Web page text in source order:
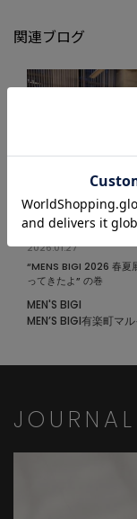
【LEE/リー】
LEEは、1889年にア
用性を追求したプロ
的で洗練されたデザ
けています。長い歴
イルが魅力の、世界
モデル:身長:185cm
※照明・光の加減、
と画像のカラーの見
※画像はサンプルの
※サイズは弊社規定
関連ブログ
2026.01.27
“MENS BIGI 2026 春夏
ってきたよ” の巻
MEN'S BIGI
MEN’S BIGI有楽町マル
JOURNAL